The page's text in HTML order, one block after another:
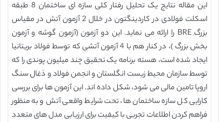
این مقاله نتایج یک تحلیل رفتار کلی سازه ای ساختمان 8 طبقه
اسکلت فولادی در کاردینگتون در خلال 2 آزمون آتش در مقیاس
بزرگ BRE را ارائه می نماید. این دو آزمون (آزمون گوشه و آزمون
بخش بزرگ )، در کنار هم با 4 آزمون آتشی که توسط فولاد بریتانیا
ایجاد شده است، هسته برنامه یک تحقیق چند میلیون پوندی را که
توسط سازمان محیط زیست انگلستان و انجمن فولاد و ذغال سنگ
اروپا تامین مالی می شود، شکل داده اند. این آزمون ها برای بررسی
کارایی کل سازه ساختمان ها، تحت شرایط واقعی آتش و به منظور
فراهم کردن اطلاعات تجربی با کیفیت برای ارزیابی مدل های متعدد